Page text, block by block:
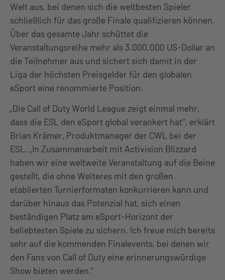
Welt aus, bei denen sich die weltbesten Spieler
schließlich für das große Finale qualifizieren können.
Über das gesamte Jahr schüttet die
Veranstaltungsreihe mehr als 3.000.000 US-Dollar an
die Teilnehmer aus und sichert sich damit in der
Liga der höchsten Preisgelder für den globalen
eSport eine renommierte Position.
„Die Call of Duty World League zeigt einmal mehr,
dass die ESL den eSport global verankert hat“, erklärt
Brian Krämer, Produktmanager der CWL bei der
ESL. „In Zusammenarbeit mit Activision Blizzard
haben wir eine weltweite Veranstaltung auf die Beine
gestellt, die ohne Weiteres mit den großen
etablierten Turnierformaten konkurrieren kann und
darüber hinaus das Potenzial hat, sich einen
beständigen Platz am eSport-Horizont der
beliebtesten Spiele zu sichern. Ich freue mich bereits
sehr auf die kommenden Finalevents, bei denen wir
den Fans von Call of Duty eine erinnerungswürdige
Show bieten werden.”